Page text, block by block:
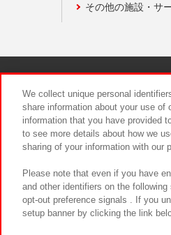
その他の施設・サ
We collect unique personal
share information about your use of
information that you have provided
to see more details about how we
sharing of your information with our
Please note that even if you have
and other identifiers on the
opt-out preference signals . If you
setup banner by clicking the link